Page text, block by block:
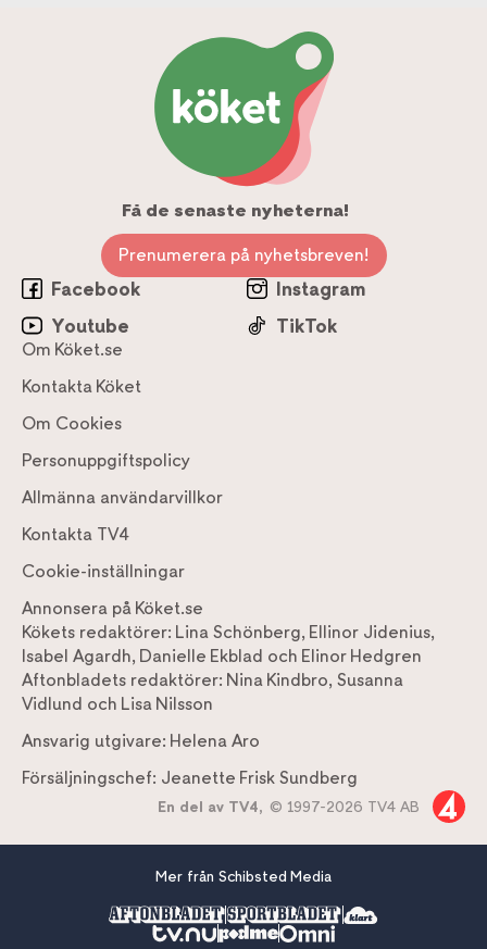
Få de senaste nyheterna!
Prenumerera på nyhetsbreven!
Facebook
Instagram
Youtube
TikTok
Om Köket.se
Kontakta Köket
Om Cookies
Personuppgiftspolicy
Allmänna användarvillkor
Kontakta TV4
Cookie-inställningar
Annonsera på Köket.se
Kökets redaktörer: Lina Schönberg, Ellinor Jidenius,
Isabel Agardh, Danielle Ekblad och Elinor Hedgren
Aftonbladets redaktörer: Nina Kindbro, Susanna
Vidlund och Lisa Nilsson
Ansvarig utgivare: Helena Aro
Försäljningschef: Jeanette Frisk Sundberg
En del av TV4, © 1997-2026 TV4 AB
Mer från Schibsted Media